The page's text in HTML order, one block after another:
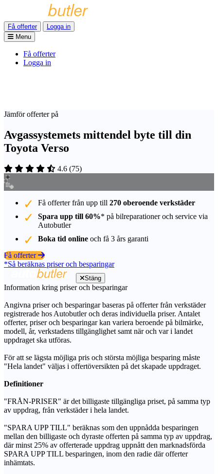
Få offerter
Logga in
Menu
Få offerter
Logga in
Jämför offerter på
Avgassystemets mittendel byte till din
Toyota Verso
4.6 (75)
Få offerter från upp till 270 oberoende verkstäder
Spara upp till 60%* på bilreparationer och service via
Autobutler
Boka tid online och få 3 års garanti
Få offerter
*Så beräknas priser och besparingar
Stäng
Information kring priser och besparingar
Angivna priser och besparingar baseras på offerter från verkstäder
registrerade hos Autobutler och deras individuella priser. Antalet
offerter, priser och besparingar kan variera beroende på bilmärke,
modell, år, verkstadens tillgänglighet samt när och var i landet
uppdraget ska utföras.
För att se lägsta möjliga pris och största möjliga besparing måste
"Hela landet" väljas i offertöversikten på det skapade uppdraget.
Definitioner
"FRÅN-PRISER" är det billigaste tillgängliga priset, på samma typ
av uppdrag, från verkstäder i hela landet.
"SPARA UPP TILL" beräknas som den uppnådda besparingen
mellan den billigaste och dyraste offerten på samma typ av uppdrag,
där minst 25% av offerterade uppdrag uppnått den marknadsförda
SPARA UPP TILL besparingen, inom den radie där offerter
inhämtats.